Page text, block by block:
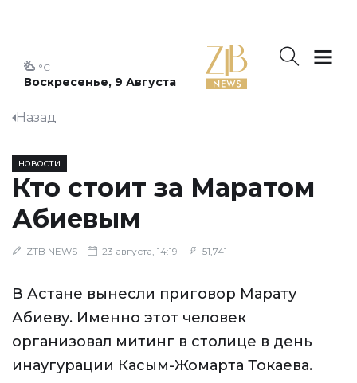
Воскресенье, 9 Августа
°C
Назад
НОВОСТИ
Кто стоит за Маратом
Абиевым
ZTB NEWS 23 августа, 14:19 51,741
В Астане вынесли приговор Марату
Абиеву. Именно этот человек
организовал митинг в столице в день
инаугурации Касым-Жомарта Токаева.